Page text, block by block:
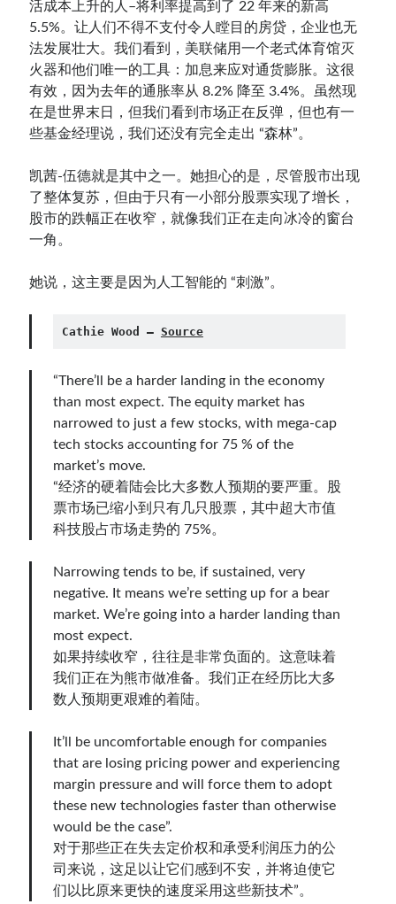
活成本上升的人–将利率提高到了 22 年来的新高
5.5%。让人们不得不支付令人瞠目的房贷，企业也无
法发展壮大。我们看到，美联储用一个老式体育馆灭
火器和他们唯一的工具：加息来应对通货膨胀。这很
有效，因为去年的通胀率从 8.2% 降至 3.4%。虽然现
在是世界末日，但我们看到市场正在反弹，但也有一
些基金经理说，我们还没有完全走出 “森林”。
凯茜-伍德就是其中之一。她担心的是，尽管股市出现
了整体复苏，但由于只有一小部分股票实现了增长，
股市的跌幅正在收窄，就像我们正在走向冰冷的窗台
一角。
她说，这主要是因为人工智能的 “刺激”。
Cathie Wood — Source
“There’ll be a harder landing in the economy
than most expect. The equity market has
narrowed to just a few stocks, with mega-cap
tech stocks accounting for 75 % of the
market’s move.
“经济的硬着陆会比大多数人预期的要严重。股
票市场已缩小到只有几只股票，其中超大市值
科技股占市场走势的 75%。
Narrowing tends to be, if sustained, very
negative. It means we’re setting up for a bear
market. We’re going into a harder landing than
most expect.
如果持续收窄，往往是非常负面的。这意味着
我们正在为熊市做准备。我们正在经历比大多
数人预期更艰难的着陆。
It’ll be uncomfortable enough for companies
that are losing pricing power and experiencing
margin pressure and will force them to adopt
these new technologies faster than otherwise
would be the case”.
对于那些正在失去定价权和承受利润压力的公
司来说，这足以让它们感到不安，并将迫使它
们以比原来更快的速度采用这些新技术”。